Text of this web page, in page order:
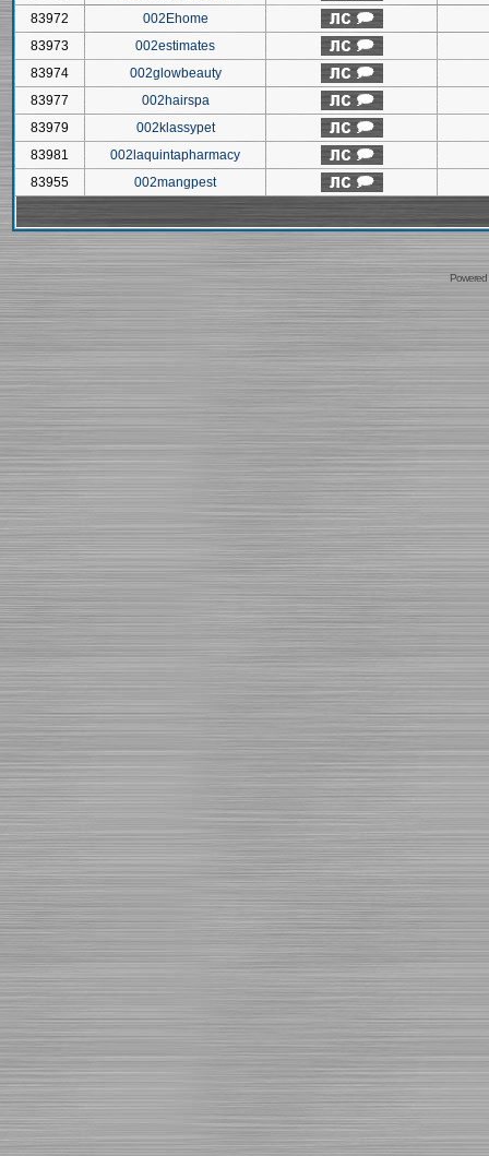
83972
002Ehome
83973
002estimates
83974
002glowbeauty
83977
002hairspa
83979
002klassypet
83981
002laquintapharmacy
83955
002mangpest